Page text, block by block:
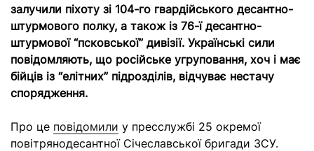
залучили піхоту зі 104-го гвардійського десантно-
штурмового полку, а також із 76-ї десантно-
штурмової “псковської” дивізії. Українські сили
повідомляють, що російське угруповання, хоч і має
бійців із “елітних” підрозділів, відчуває нестачу
спорядження.
Про це повідомили у пресслужбі 25 окремої
повітрянодесантної Січеславської бригади ЗСУ.